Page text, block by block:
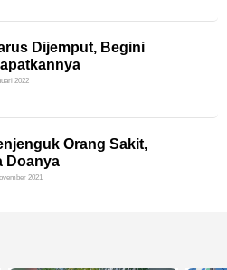
Dijemput, Begini
2022
Orang Sakit,
Doanya
2021